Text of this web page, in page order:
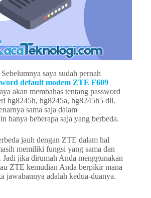
saya sudah pernah
default modem ZTE F609
akan membahas tentang password
hg8245h, hg8245a, hg8245h5 dll.
sama saja dalam
hanya beberapa saja yang berbeda.
jauh dengan ZTE dalam hal
memiliki fungsi yang sama dan
Jadi jika dirumah Anda menggunakan
ZTE kemudian Anda berpikir mana
jawabannya adalah kedua-duanya.